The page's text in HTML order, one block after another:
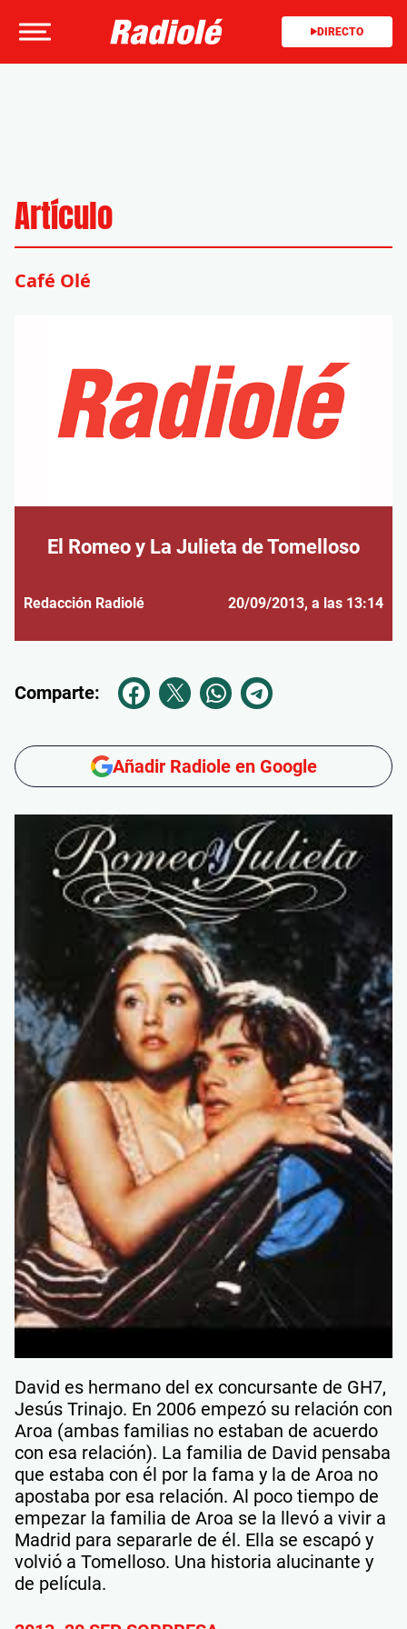
DIRECTO
Artículo
Café Olé
El Romeo y La Julieta de Tomelloso
Redacción Radiolé 20/09/2013, a las 13:14
Comparte:
Añadir Radiole en Google
David es hermano del ex concursante de GH7,
Jesús Trinajo. En 2006 empezó su relación con
Aroa (ambas familias no estaban de acuerdo
con esa relación). La familia de David pensaba
que estaba con él por la fama y la de Aroa no
apostaba por esa relación. Al poco tiempo de
empezar la familia de Aroa se la llevó a vivir a
Madrid para separarle de él. Ella se escapó y
volvió a Tomelloso. Una historia alucinante y
de película.